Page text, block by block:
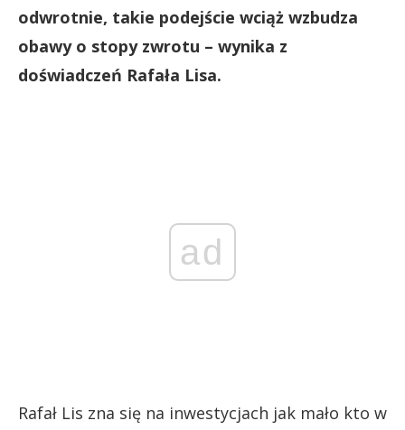
odwrotnie, takie podejście wciąż wzbudza
obawy o stopy zwrotu – wynika z
doświadczeń Rafała Lisa.
ad
Rafał Lis zna się na inwestycjach jak mało kto w